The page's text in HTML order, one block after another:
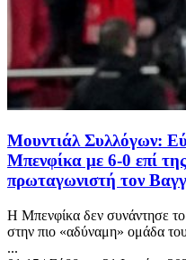
Μουντιάλ Συλλόγων:
Μπενφίκα με 6-0 επί
πρωταγωνιστή τον
Η Μπενφίκα δεν συνάντησε
στην πιο «αδύναμη» ομάδα
...